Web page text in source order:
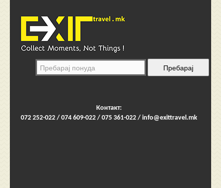
Контакт:
072 252-022 / 074 609-022 / 075 361-022 / info@exittravel.mk